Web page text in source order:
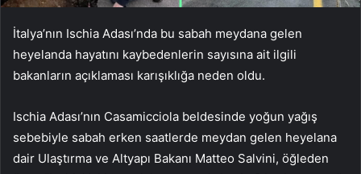
İtalya’nın Ischia Adası’nda bu sabah meydana gelen
heyelanda hayatını kaybedenlerin sayısına ait ilgili
bakanların açıklaması karışıklığa neden oldu.
Ischia Adası’nın Casamicciola beldesinde yoğun yağış
sebebiyle sabah erken saatlerde meydan gelen heyelana
dair Ulaştırma ve Altyapı Bakanı Matteo Salvini, öğleden